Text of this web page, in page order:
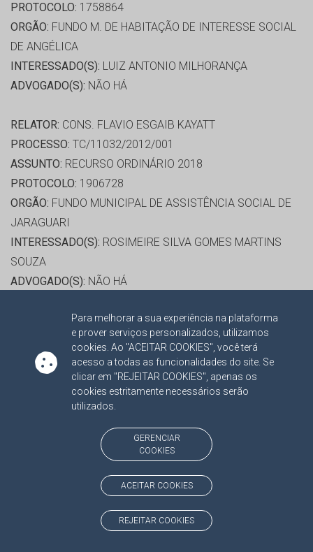
Para melhorar a sua experiência na plataforma
e prover serviços personalizados, utilizamos
cookies. Ao "ACEITAR COOKIES", você terá
acesso a todas as funcionalidades do site. Se
clicar em "REJEITAR COOKIES", apenas os
cookies estritamente necessários serão
utilizados.
GERENCIAR
COOKIES
ACEITAR COOKIES
REJEITAR COOKIES
PROTOCOLO: 1758864
ORGÃO: FUNDO M. DE HABITAÇÃO DE INTERESSE SOCIAL
DE ANGÉLICA
INTERESSADO(S): LUIZ ANTONIO MILHORANÇA
ADVOGADO(S): NÃO HÁ
RELATOR: CONS. FLAVIO ESGAIB KAYATT
PROCESSO: TC/11032/2012/001
ASSUNTO: RECURSO ORDINÁRIO 2018
PROTOCOLO: 1906728
ORGÃO: FUNDO MUNICIPAL DE ASSISTÊNCIA SOCIAL DE
JARAGUARI
INTERESSADO(S): ROSIMEIRE SILVA GOMES MARTINS
SOUZA
ADVOGADO(S): NÃO HÁ
CONS. FLAVIO ESGAIB KAYATT
TC/2172/2015/001
ASSUNTO:
RECURSO ORDINÁRIO 2015
PROTOCOLO:1764398
FUNDO MUNICIPAL DE CULTURA DE BATAYPORÃ
DENISE CRISTINA ADALA BENFATTI LEITE
CONS. FLAVIO ESGAIB KAYATT
TC/117243/2012/001
RECURSO ORDINÁRIO 2018